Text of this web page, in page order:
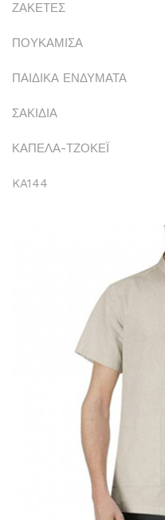
ΖΑΚΕΤΕΣ
ΠΟΥΚΑΜΙΣΑ
ΠΑΙΔΙΚΑ ΕΝΔΥΜΑΤΑ
ΣΑΚΙΔΙΑ
ΚΑΠΕΛΑ-ΤΖΟΚΕΪ
KA144